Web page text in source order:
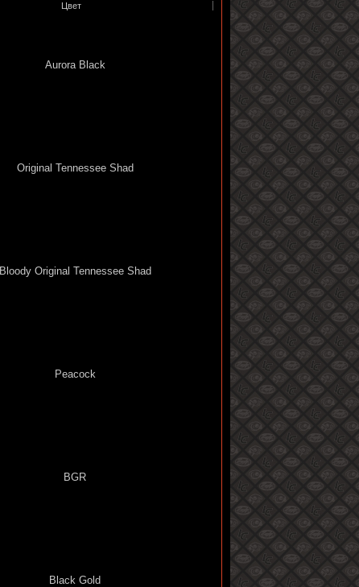
Цвет
Aurora Black
Original Tennessee Shad
Bloody Original Tennessee Shad
Peacock
BGR
Black Gold